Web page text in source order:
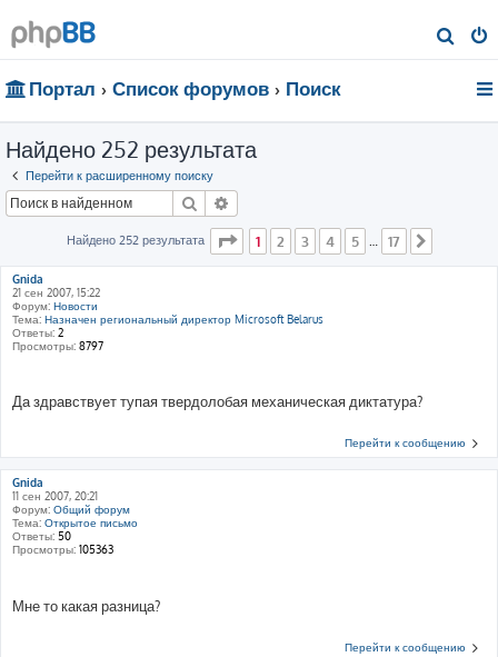
о
Портал Список форумов Поиск
Найдено 252 результата
Перейти к расширенному поиску
Поиск
Найдено 252 результата Страница из 17
1 2 3 4 5 17
Gnida
21 сен 2007, 15:22
Форум: Новости
Тема: Назначен региональный директор Microsoft Belarus
Ответы: 2
Просмотры: 8797
Да здравствует тупая твердолобая механическая диктатура?
Перейти к сообщению
Gnida
11 сен 2007, 20:21
Форум: Общий форум
Тема: Открытое письмо
Ответы: 50
Просмотры: 105363
Мне то какая разница?
Перейти к сообщению